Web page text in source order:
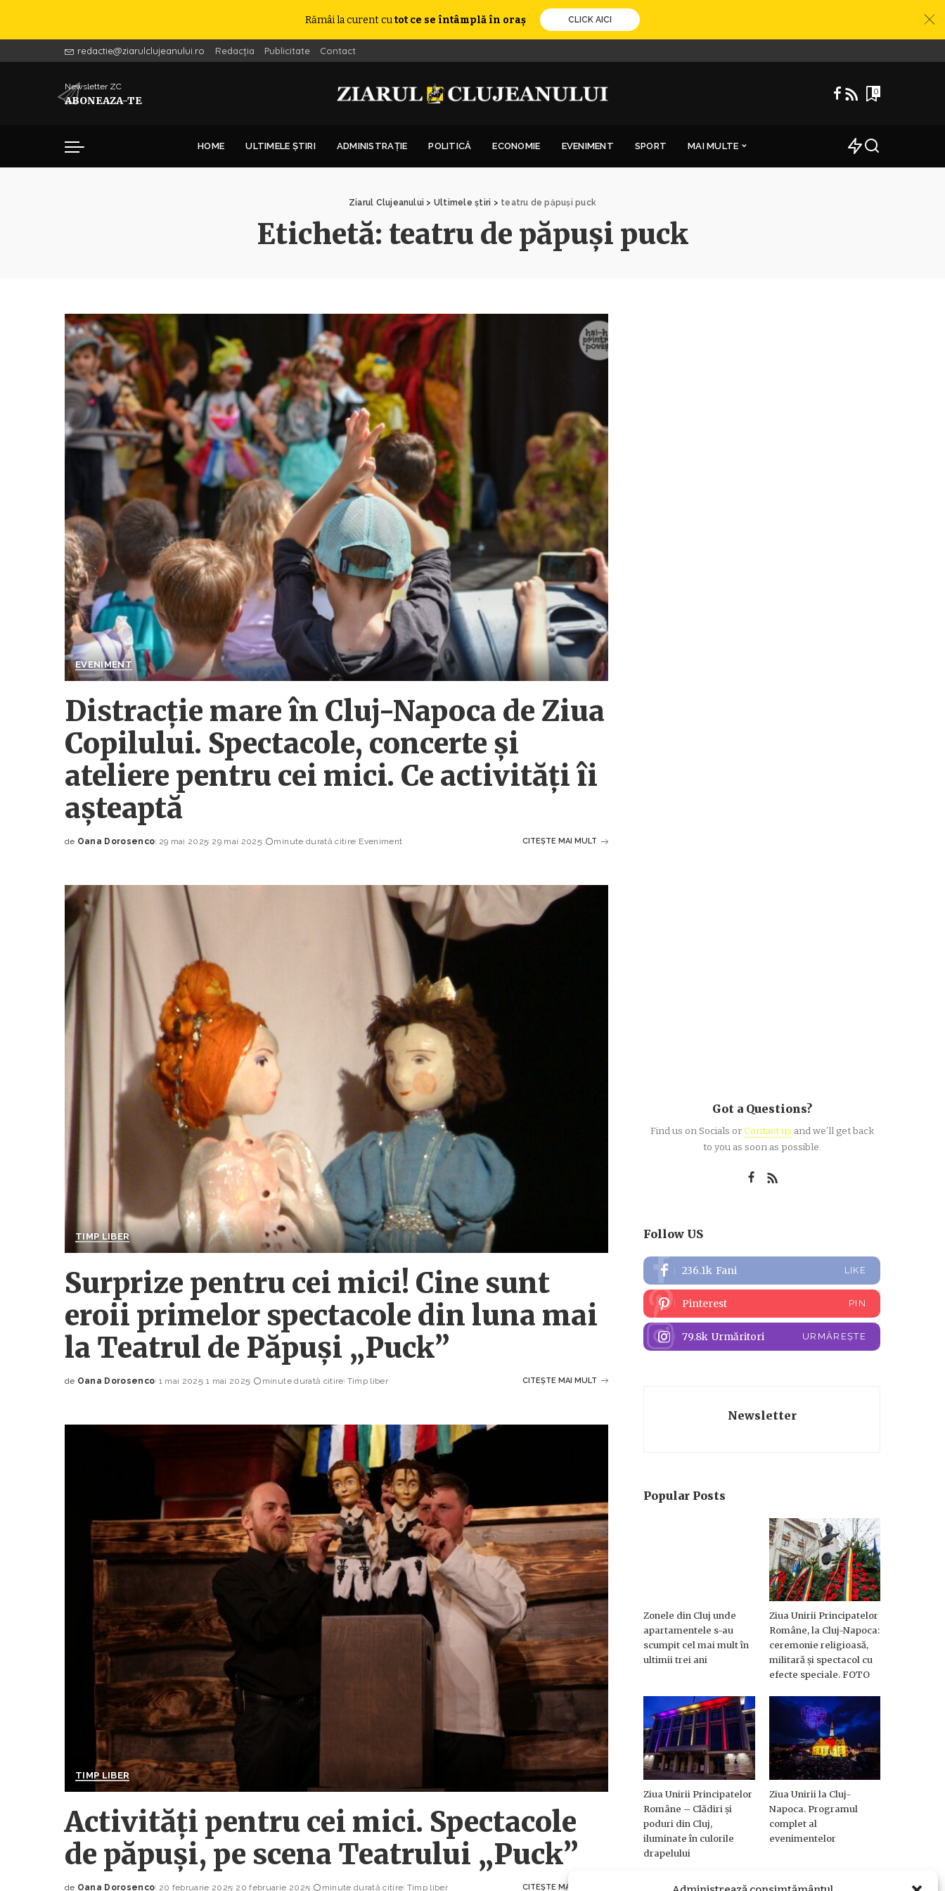
Rămâi la curent cutot ce se întâmplă în oraș CLICK AICI
redactie@ziarulclujeanului.ro Redacția Publicitate Contact
Newsletter ZC
ABONEAZA-TE
0
HOME ULTIMELE ȘTIRI ADMINISTRAȚIE POLITICĂ ECONOMIE EVENIMENT SPORT MAI MULTE
Ziarul Clujeanului > Ultimele știri > teatru de păpuși puck
Etichetă: teatru de păpuși puck
EVENIMENT
Distracție mare în Cluj-Napoca de Ziua
Copilului. Spectacole, concerte și
ateliere pentru cei mici. Ce activități îi
așteaptă
de Oana Dorosenco 29 mai 2025 29 mai 2025 minute durată citire Eveniment CITEȘTE MAI MULT
TIMP LIBER
Surprize pentru cei mici! Cine sunt
eroii primelor spectacole din luna mai
la Teatrul de Păpuși „Puck”
Posted
de Oana Dorosenco 1 mai 2025 1 mai 2025 minute durată citire Timp liber CITEȘTE MAI MULT
TIMP LIBER
Activități pentru cei mici. Spectacole
de păpuși, pe scena Teatrului „Puck”
de Oana Dorosenco 20 februarie 2025 20 februarie 2025 minute durată citire Timp liber CITEȘTE MAI MULT
Got a Questions?
Find us on Socials orContact us and we’ll get back
to you as soon as possible.
Follow US
236.1k Fani LIKE
Pinterest PIN
79.8k Urmăritori URMĂREȘTE
Newsletter
Popular Posts
Zonele din Cluj unde
apartamentele s-au
scumpit cel mai mult în
ultimii trei ani
Ziua Unirii Principatelor
Române, la Cluj-Napoca:
ceremonie religioasă,
militară și spectacol cu
efecte speciale. FOTO
Ziua Unirii Principatelor
Române – Clădiri și
poduri din Cluj,
iluminate în culorile
drapelului
Ziua Unirii la Cluj-
Napoca. Programul
complet al
evenimentelor